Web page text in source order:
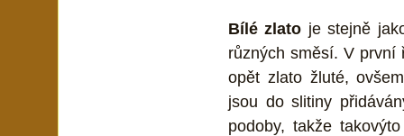
Bílé zlato je stejně
různých směsí. V první
opět zlato žluté,
jsou do slitiny
podoby, takže